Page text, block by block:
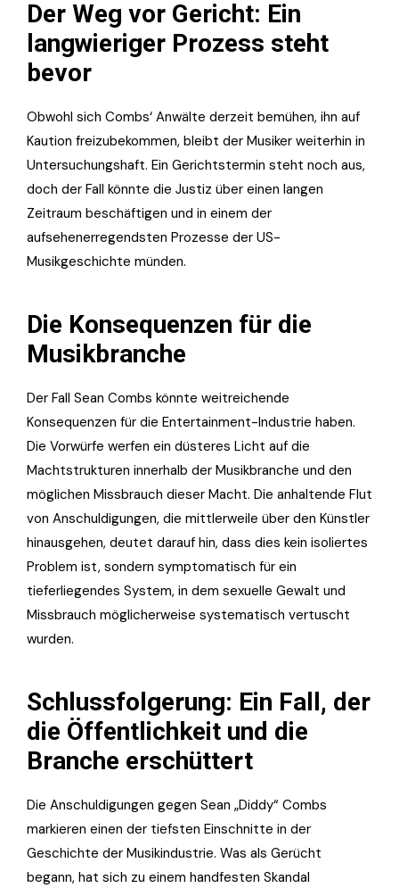
Der Weg vor Gericht: Ein
langwieriger Prozess steht
bevor
Obwohl sich Combs‘ Anwälte derzeit bemühen, ihn auf
Kaution freizubekommen, bleibt der Musiker weiterhin in
Untersuchungshaft. Ein Gerichtstermin steht noch aus,
doch der Fall könnte die Justiz über einen langen
Zeitraum beschäftigen und in einem der
aufsehenerregendsten Prozesse der US-
Musikgeschichte münden.
Die Konsequenzen für die
Musikbranche
Der Fall Sean Combs könnte weitreichende
Konsequenzen für die Entertainment-Industrie haben.
Die Vorwürfe werfen ein düsteres Licht auf die
Machtstrukturen innerhalb der Musikbranche und den
möglichen Missbrauch dieser Macht. Die anhaltende Flut
von Anschuldigungen, die mittlerweile über den Künstler
hinausgehen, deutet darauf hin, dass dies kein isoliertes
Problem ist, sondern symptomatisch für ein
tieferliegendes System, in dem sexuelle Gewalt und
Missbrauch möglicherweise systematisch vertuscht
wurden.
Schlussfolgerung: Ein Fall, der
die Öffentlichkeit und die
Branche erschüttert
Die Anschuldigungen gegen Sean „Diddy“ Combs
markieren einen der tiefsten Einschnitte in der
Geschichte der Musikindustrie. Was als Gerücht
begann, hat sich zu einem handfesten Skandal